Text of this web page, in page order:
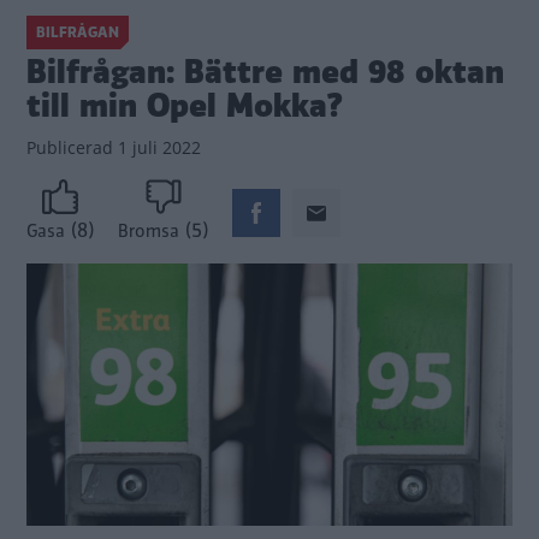
BILFRÅGAN
Bilfrågan: Bättre med 98 oktan
till min Opel Mokka?
Publicerad 1 juli 2022
Gasa (8) Bromsa (5)